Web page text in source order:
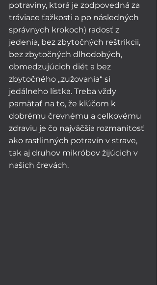
potraviny, ktorá je zodpovedná za
tráviace ťažkosti a po následných
správnych krokoch) radosť z
jedenia, bez zbytočných reštrikcii,
bez zbytočných dlhodobých,
obmedzujúcich diét a bez
zbytočného „zužovania“ si
jedálneho lístka. Treba vždy
pamätať na to, že kľúčom k
dobrému črevnému a celkovému
zdraviu je čo najväčšia rozmanitosť
ako rastlinných potravín v strave,
tak aj druhov mikróbov žijúcich v
našich črevách.